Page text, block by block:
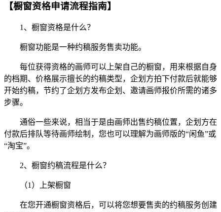
【橱窗资格申请流程指南】
1、橱窗资格是什么？
橱窗功能是一种约稿服务售卖功能。
每位获得资格的画师可以上架自己的橱窗，用来根据自身
的档期、价格展示擅长的约稿类型，企划方拍下付款后就能够
开始约稿，节约了企划方发布企划、邀请画师报价所需的诸多
步骤。
通俗一些来说，相当于是由画师出售约稿位置，企划方在
付款后排队等待画师绘制，您也可以理解为画师版的“闲鱼”或
“淘宝”。
2、橱窗约稿流程是什么？
（1）上架橱窗
在您开通橱窗资格后，可以将您想要售卖的约稿服务创建